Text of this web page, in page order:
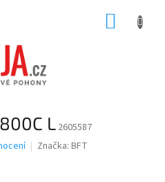
L 2605587
Značka: BFT